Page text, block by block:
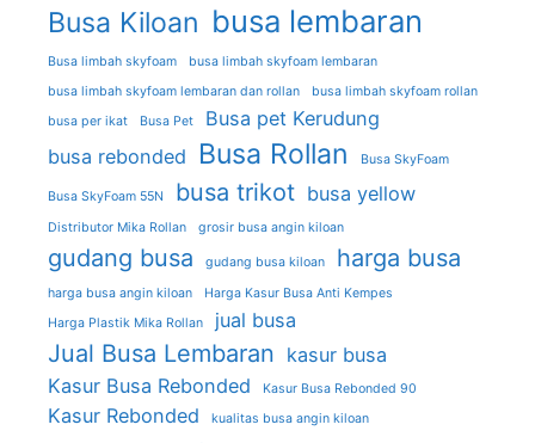
Busa Kiloan busa lembaran
Busa limbah skyfoam
busa limbah skyfoam lembaran
busa limbah skyfoam lembaran dan rollan
busa limbah skyfoam rollan
busa per ikat
Busa Pet
Busa pet Kerudung
busa rebonded
Busa Rollan Busa SkyFoam
Busa SkyFoam 55N busa trikot busa yellow
Distributor Mika Rollan grosir busa angin kiloan
gudang busa gudang busa kiloan harga busa
harga busa angin kiloan
Harga Kasur Busa Anti Kempes
Harga Plastik Mika Rollan
jual busa
Jual Busa Lembaran kasur busa
Kasur Busa Rebonded
Kasur Busa Rebonded 90
Kasur Rebonded
kualitas busa angin kiloan